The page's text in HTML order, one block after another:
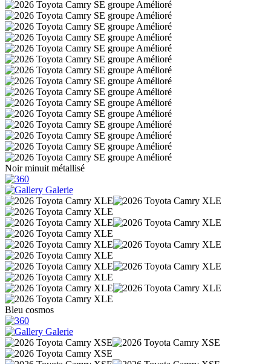
Noir minuit métallisé
Galerie
Bleu cosmos
Galerie